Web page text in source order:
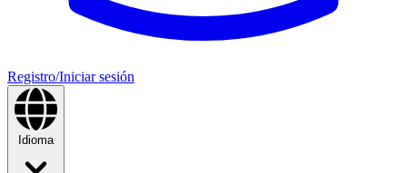
Registro/Iniciar sesión
Idioma